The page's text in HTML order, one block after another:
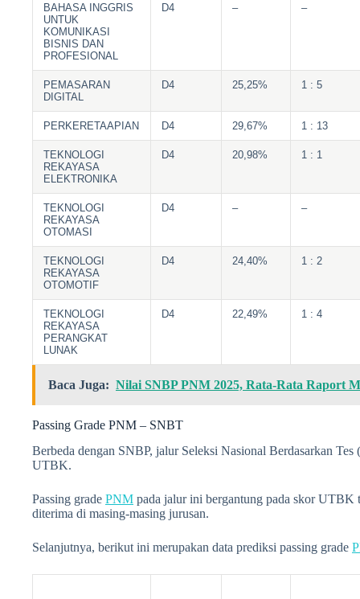
BAHASA INGGRIS
UNTUK
KOMUNIKASI
BISNIS DAN
PROFESIONAL
D4 – –
PEMASARAN
DIGITAL
D4 25,25% 1 : 5
PERKERETAAPIAN D4 29,67% 1 : 13
TEKNOLOGI
REKAYASA
ELEKTRONIKA
D4 20,98% 1 : 1
TEKNOLOGI
REKAYASA
OTOMASI
D4 – –
TEKNOLOGI
REKAYASA
OTOMOTIF
D4 24,40% 1 : 2
TEKNOLOGI
REKAYASA
PERANGKAT
LUNAK
D4 22,49% 1 : 4
Baca Juga: Nilai SNBP PNM 2025, Rata-Rata Raport
Passing Grade PNM – SNBT
Berbeda dengan SNBP, jalur Seleksi Nasional Berdasarkan
UTBK.
Passing grade PNM pada jalur ini bergantung pada skor UTBK
diterima di masing-masing jurusan.
Selanjutnya, berikut ini merupakan data prediksi passing grade